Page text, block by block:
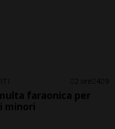
2 ore 4 9
faraonica per
minori